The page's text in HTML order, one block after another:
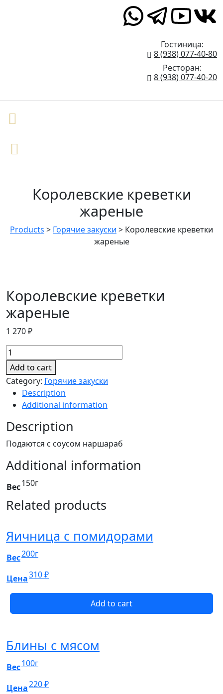
Гостиница:
8 (938) 077-40-80
Ресторан:
8 (938) 077-40-20
Королевские креветки
жареные
Products > Горячие закуски > Королевские креветки
жареные
Королевские креветки
жареные
1 270₽
Королевские
креветки
жареные
quantity
Add to cart
Category: Горячие закуски
Description
Additional information
Description
Подаются с соусом наршараб
Additional information
Вес150г
Related products
Яичница с помидорами
Вес200г
Цена310₽
Add to cart
Блины с мясом
Вес100г
Цена220₽